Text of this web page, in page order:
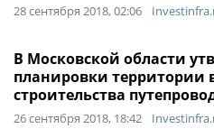
28 сентября 2018, 02:06
В Московской области
планировки территории
строительства
26 сентября 2018, 18:42